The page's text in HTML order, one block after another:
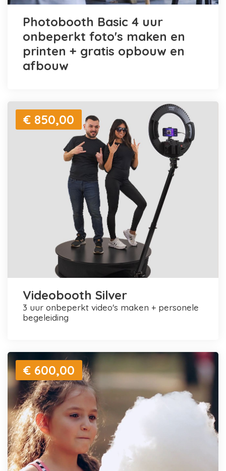
Photobooth Basic 4 uur
onbeperkt foto's maken en
printen + gratis opbouw en
afbouw
€ 850,00
Videobooth Silver
3 uur onbeperkt video's maken + personele
begeleiding
€ 600,00